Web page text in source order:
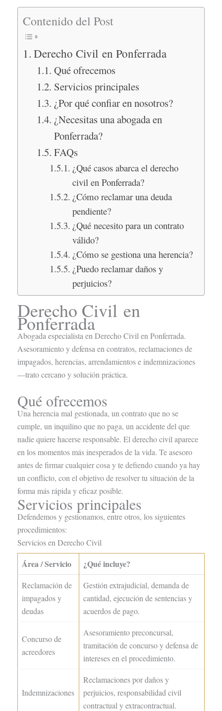
Contenido del Post
Derecho Civil en Ponferrada
Qué ofrecemos
Servicios principales
¿Por qué confiar en nosotros?
¿Necesitas una abogada en
Ponferrada?
FAQs
¿Qué casos abarca el derecho
civil en Ponferrada?
¿Cómo reclamar una deuda
pendiente?
¿Qué necesito para un contrato
válido?
¿Cómo se gestiona una herencia?
¿Puedo reclamar daños y
perjuicios?
Derecho Civil en
Ponferrada
Abogada especialista en Derecho Civil en Ponferrada.
Asesoramiento y defensa en contratos, reclamaciones de
impagados, herencias, arrendamientos e indemnizaciones
—trato cercano y solución práctica.
Qué ofrecemos
Una herencia mal gestionada, un contrato que no se
cumple, un inquilino que no paga, un accidente del que
nadie quiere hacerse responsable. El derecho civil aparece
en los momentos más inesperados de la vida. Te asesoro
antes de firmar cualquier cosa y te defiendo cuando ya hay
un conflicto, con el objetivo de resolver tu situación de la
forma más rápida y eficaz posible.
Servicios principales
Defendemos y gestionamos, entre otros, los siguientes
procedimientos:
Servicios en Derecho Civil
Área / Servicio ¿Qué incluye?
Reclamación de
impagados y
deudas
Gestión extrajudicial, demanda de
cantidad, ejecución de sentencias y
acuerdos de pago.
Concurso de
acreedores
Asesoramiento preconcursal,
tramitación de concurso y defensa de
intereses en el procedimiento.
Indemnizaciones
Reclamaciones por daños y
perjuicios, responsabilidad civil
contractual y extracontractual.